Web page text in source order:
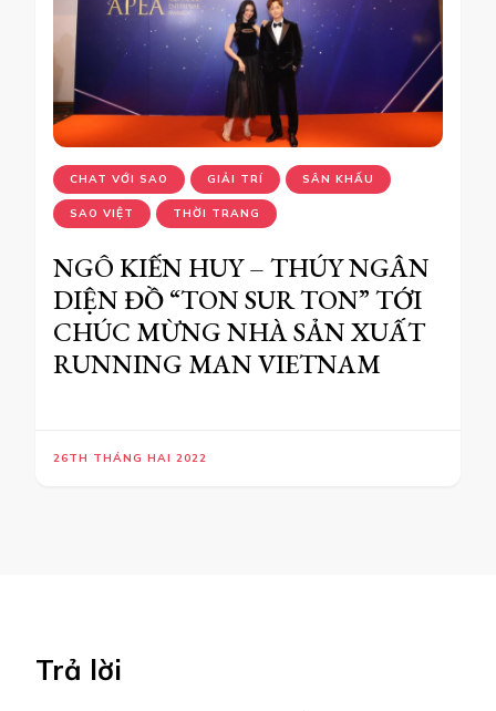
CHAT VỚI SAO GIẢI TRÍ SÂN KHẤU
SAO VIỆT THỜI TRANG
NGÔ KIẾN HUY – THÚY NGÂN
DIỆN ĐỒ “TON SUR TON” TỚI
CHÚC MỪNG NHÀ SẢN XUẤT
RUNNING MAN VIETNAM
26TH THÁNG HAI 2022
Trả lời